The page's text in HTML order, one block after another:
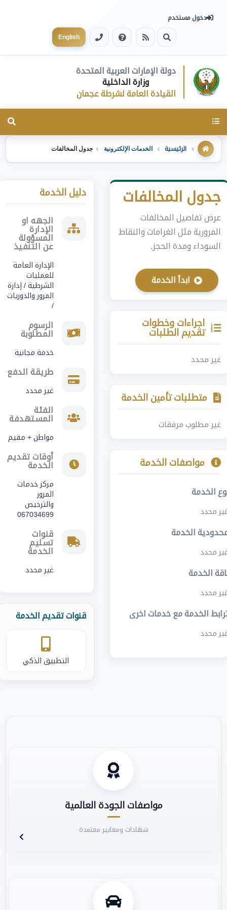
دخول مستخدم
English
دولة الإمارات العربية المتحدة
وزارة الداخلية
القيادة العامة لشرطة عجمان
Toggle
الرئيسية الخدمات الإلكترونية جدول المخالفات
جدول المخالفات
عرض تفاصيل المخالفات
المرورية مثل الغرامات والنقاط
السوداء ومدة الحجز.
ابدأ الخدمة
اجراءات وخطوات
تقديم الطلبات
غير محدد
متطلبات تأمين الخدمة
غير مطلوب مرفقات
مواصفات الخدمة
الخدمة
محدد
الخدمة
محدد
الخدمة
محدد
الخدمة مع خدمات اخرى
محدد
دليل الخدمة
الجهه او
الإدارة
المسؤولة
عن التنفيذ
الإدارة العامة
للعمليات
الشرطية / إدارة
المرور والدوريات
/
الرسوم
المطلوبة
خدمة مجانية
طريقة الدفع
غير محدد
الفئة
المستهدفة
مواطن + مقيم
أوقات تقديم
الخدمة
مركز خدمات
المرور
والترخيص
067034699
قنوات
تسليم
الخدمة
غير محدد
قنوات تقديم الخدمة
التطبيق الذكي
مواصفات الجودة العالمية
شهادات ومعايير معتمدة